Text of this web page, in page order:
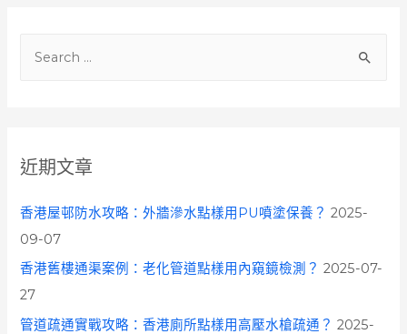
h
f
o
近期文章
香港屋邨防水攻略：外牆滲水點樣用PU噴塗保養？ 2025-
09-07
香港舊樓通渠案例：老化管道點樣用內窺鏡檢測？ 2025-07-
27
管道疏通實戰攻略：香港廁所點樣用高壓水槍疏通？ 2025-